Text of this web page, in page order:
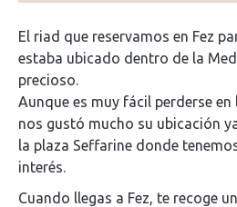
El riad que reservamos en Fez
estaba ubicado dentro de la
precioso.
Aunque es muy fácil perderse
nos gustó mucho su ubicación
la plaza Seffarine donde
interés.
Cuando llegas a Fez, te recoge